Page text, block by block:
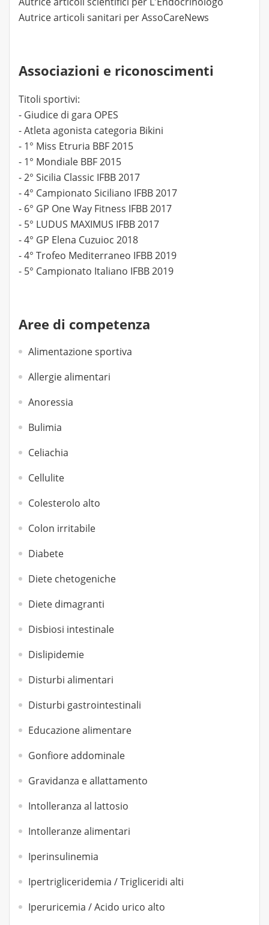
Autrice articoli sanitari per AssoCareNews
Associazioni e riconoscimenti
Titoli sportivi:
- Giudice di gara OPES
- Atleta agonista categoria Bikini
- 1° Miss Etruria BBF 2015
- 1° Mondiale BBF 2015
- 2° Sicilia Classic IFBB 2017
- 4° Campionato Siciliano IFBB 2017
- 6° GP One Way Fitness IFBB 2017
- 5° LUDUS MAXIMUS IFBB 2017
- 4° GP Elena Cuzuioc 2018
- 4° Trofeo Mediterraneo IFBB 2019
- 5° Campionato Italiano IFBB 2019
Aree di competenza
Alimentazione sportiva
Allergie alimentari
Anoressia
Bulimia
Celiachia
Cellulite
Colesterolo alto
Colon irritabile
Diabete
Diete chetogeniche
Diete dimagranti
Disbiosi intestinale
Dislipidemie
Disturbi alimentari
Disturbi gastrointestinali
Educazione alimentare
Gonfiore addominale
Gravidanza e allattamento
Intolleranza al lattosio
Intolleranze alimentari
Iperinsulinemia
Ipertrigliceridemia / Trigliceridi alti
Iperuricemia / Acido urico alto